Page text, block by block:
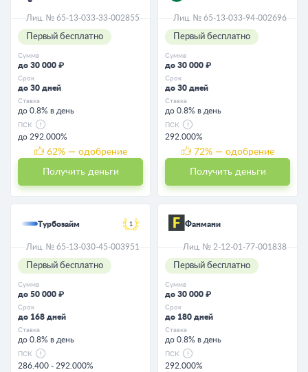
Лиц. № 65-13-033-33-002855
Первый бесплатно
Сумма
до 30 000 ₽
Срок
до 30 дней
Ставка
до 0.8% в день
ПСК
до 292.000%
62% — одобрение
Получить деньги
Лиц. № 65-13-033-94-002696
Первый бесплатно
Сумма
до 30 000 ₽
Срок
до 30 дней
Ставка
до 0.8% в день
ПСК
292.000%
72% — одобрение
Получить деньги
Турбозайм 1
Лиц. № 65-13-030-45-003951
Первый бесплатно
Сумма
до 50 000 ₽
Срок
до 168 дней
Ставка
до 0.8% в день
ПСК
286.400 - 292.000%
Фанмани
Лиц. № 2-12-01-77-001838
Первый бесплатно
Сумма
до 30 000 ₽
Срок
до 180 дней
Ставка
до 0.8% в день
ПСК
292.000%